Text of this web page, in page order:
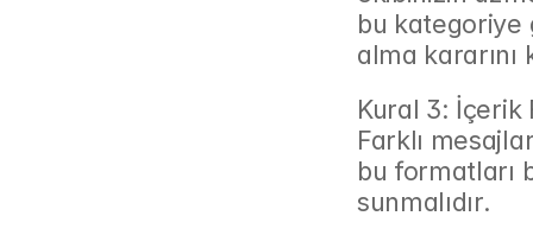
bu kategoriye
alma kararını
Kural 3: İçerik
Farklı
bu formatları
sunmalıdır.